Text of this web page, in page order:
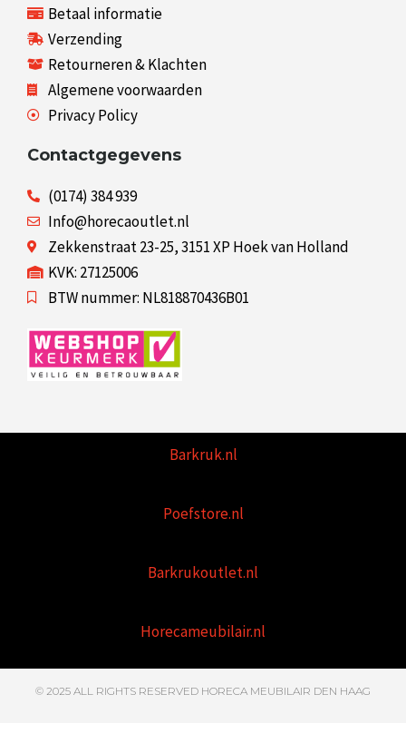
Betaal informatie
Verzending
Retourneren & Klachten
Algemene voorwaarden
Privacy Policy
Contactgegevens
(0174) 384 939
Info@horecaoutlet.nl
Zekkenstraat 23-25, 3151 XP Hoek van Holland
KVK: 27125006
BTW nummer: NL818870436B01
Barkruk.nl
Poefstore.nl
Barkrukoutlet.nl
Horecameubilair.nl
© 2025 ALL RIGHTS RESERVED HORECA MEUBILAIR DEN HAAG